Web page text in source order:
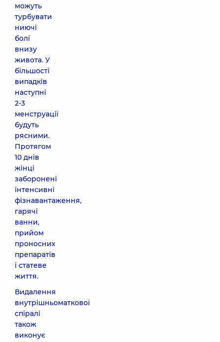
можуть
турбувати
ниючі
болі
внизу
живота. У
більшості
випадків
наступні
2-3
менструації
будуть
рясними.
Протягом
10 днів
жінці
заборонені
інтенсивні
фізнавантаження,
гарячі
ванни,
прийом
проносних
препаратів
і статеве
життя.
Видалення
внутрішньоматкової
спіралі
також
виконує